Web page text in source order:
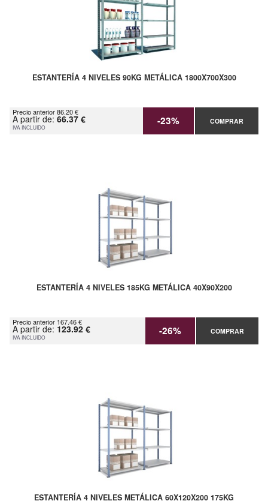
ESTANTERÍA 4 NIVELES 90KG METÁLICA 1800X700X300
Precio anterior 86.20 €
A partir de: 66.37 €
IVA INCLUIDO -23% COMPRAR
ESTANTERÍA 4 NIVELES 185KG METÁLICA 40X90X200
Precio anterior 167.46 €
A partir de: 123.92 €
IVA INCLUIDO -26% COMPRAR
ESTANTERÍA 4 NIVELES METÁLICA 60X120X200 175KG